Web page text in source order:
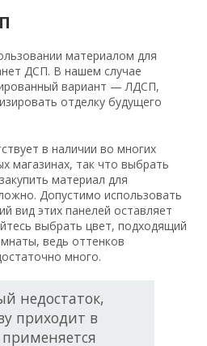
материалом для
ДСП. В нашем случае
вариант — ЛДСП,
отделку будущего
в наличии во многих
магазинах, так что выбрать
материал для
Допустимо использовать
вид этих панелей оставляет
выбрать цвет, подходящий
ведь оттенков
много.
недостаток,
приходит в
применяется